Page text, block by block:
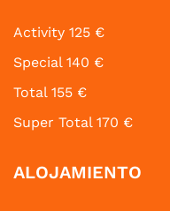
Activity 125 €
Special 140 €
Total 155 €
Super Total 170 €
ALOJAMIENTO